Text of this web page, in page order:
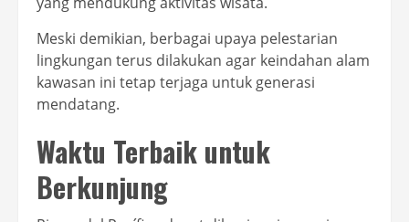
Meski demikian, berbagai upaya pelestarian
lingkungan terus dilakukan agar keindahan alam
kawasan ini tetap terjaga untuk generasi
mendatang.
Waktu Terbaik untuk
Berkunjung